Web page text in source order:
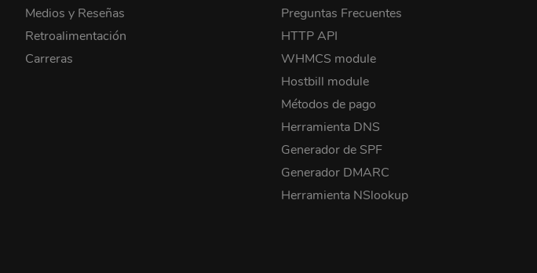
Medios y Reseñas
Retroalimentación
Carreras
Preguntas Frecuentes
HTTP API
WHMCS module
Hostbill module
Métodos de pago
Herramienta DNS
Generador de SPF
Generador DMARC
Herramienta NSlookup